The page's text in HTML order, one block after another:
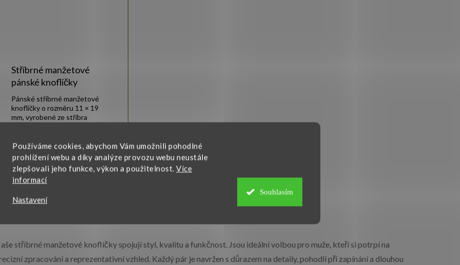
Používáme cookies, abychom Vám umožnili pohodlné
prohlížení webu a díky analýze provozu webu neustále
zlepšovali jeho funkce, výkon a použitelnost. Více
informací
Nastavení
Souhlasím
Stříbrné manžetové
pánské knoflíčky
1 450 Kč
Zobrazit
Pánské stříbrné manžetové
knoflíčky o rozměru 11 × 19
mm, vyrobené ze stříbra
úpravou.
stříbrné manžetové knoflíčky spojují styl, kvalitu a funkčnost. Jsou ideální volbou pro muže, kteří si potrpí na
zpracování a reprezentativní vzhled. Každý pár je navržen s důrazem na detaily, pohodlí při zapínání a dlouhou